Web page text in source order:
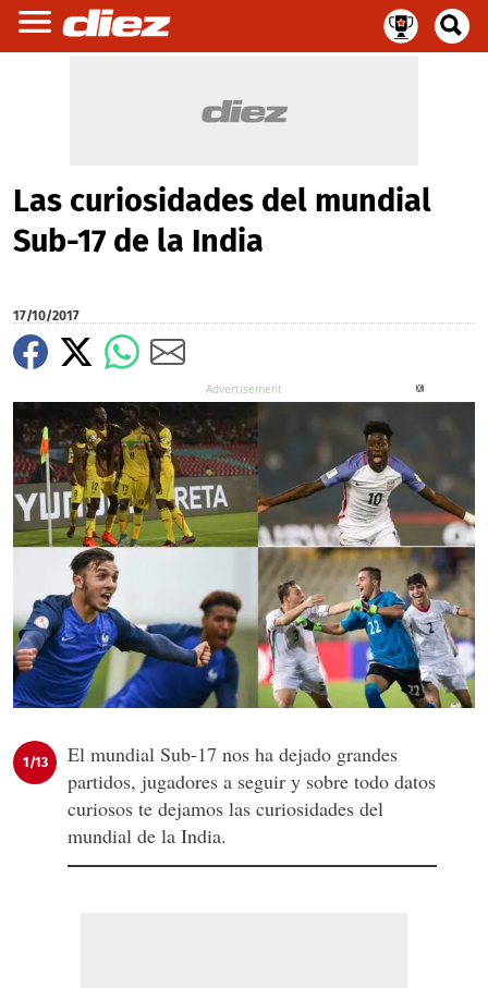
Las curiosidades del mundial
Sub-17 de la India
17/10/2017
1/13
El mundial Sub-17 nos ha dejado grandes
partidos, jugadores a seguir y sobre todo datos
curiosos te dejamos las curiosidades del
mundial de la India.
X